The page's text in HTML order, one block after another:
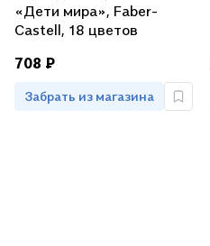
«Дети мира», Faber-
Castell, 18 цветов
708 ₽
Забрать из магазина